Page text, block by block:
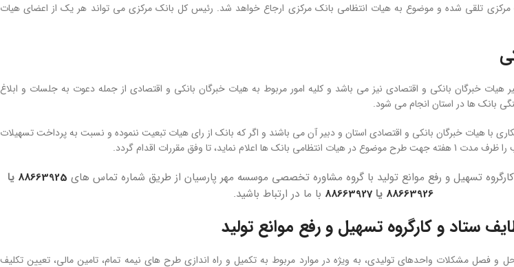
مركزی تلقی شده و موضوع به هيات انتظامی بانک مركزی ارجاع خواهد شد. رئيس ‌كل بانک مركزی می ­تواند هر يک از اعضای هيات
هيات خبرگان بانكی و اقتصادی نيز می ­باشد و كليه امور مربوط به هيات خبرگان بانكی و اقتصادی از جمله دعوت به جلسات و ابلاغ
بانک ها در استان انجام می­ شود.
با هيات خبرگان بانكی و اقتصادی استان و دبير آن می ­باشند و اگر كه بانک از رای هيات تبعيت ننموده و نسبت به پرداخت تسهيلات
تا وفق مقررات اقدام گردد.
تسهیل و رفع موانع تولید با گروه مشاوره تخصصی موسسه مهر پارسیان از طریق شماره تماس های 88663925 یا
88663926 یا88663927 با ما در ارتباط باشید.
ستاد و کارگروه تسهیل و رفع موانع تولید
فصل مشکلات واحدهای تولیدی، به ویژه در موارد مربوط به تکمیل و راه اندازی طرح ­های نیمه تمام، تامین مالی، تعیین تکلیف